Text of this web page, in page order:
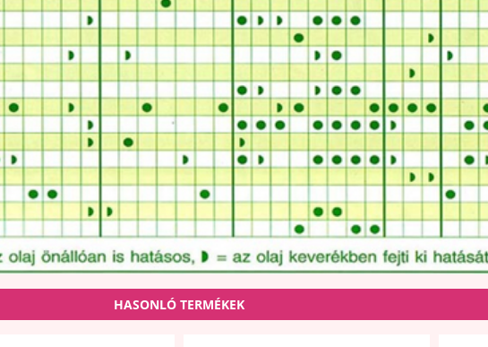
HASONLÓ TERMÉKEK